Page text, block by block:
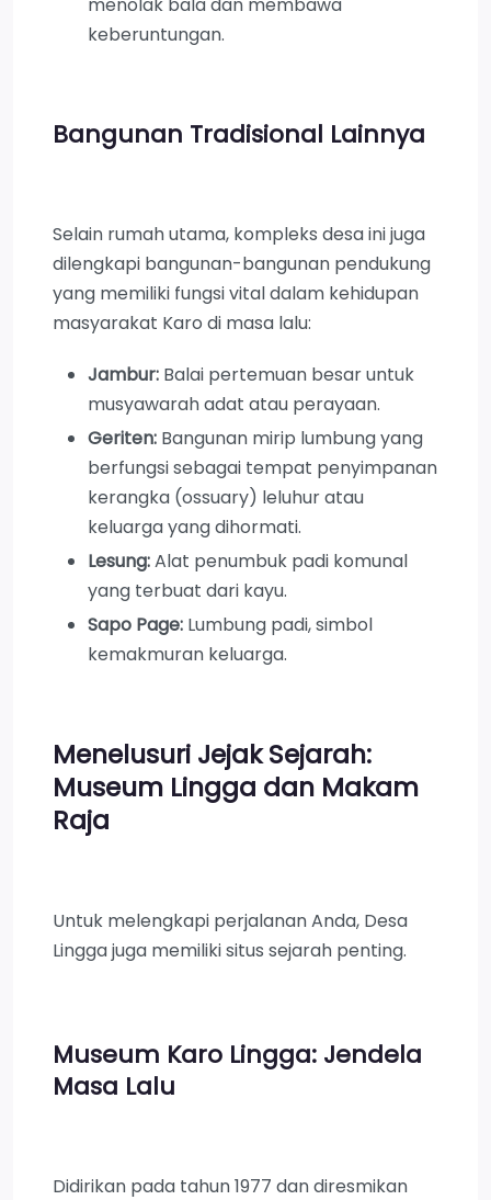
keberuntungan.
Bangunan Tradisional Lainnya
Selain rumah utama, kompleks desa ini juga
dilengkapi bangunan-bangunan pendukung
yang memiliki fungsi vital dalam kehidupan
masyarakat Karo di masa lalu:
Jambur: Balai pertemuan besar untuk
musyawarah adat atau perayaan.
Geriten: Bangunan mirip lumbung yang
berfungsi sebagai tempat penyimpanan
kerangka (ossuary) leluhur atau
keluarga yang dihormati.
Lesung:Alat penumbuk padi komunal
yang terbuat dari kayu.
Sapo Page: Lumbung padi, simbol
kemakmuran keluarga.
Menelusuri Jejak Sejarah:
Museum Lingga dan Makam
Raja
Untuk melengkapi perjalanan Anda, Desa
Lingga juga memiliki situs sejarah penting.
Museum Karo Lingga: Jendela
Masa Lalu
Didirikan pada tahun 1977 dan diresmikan